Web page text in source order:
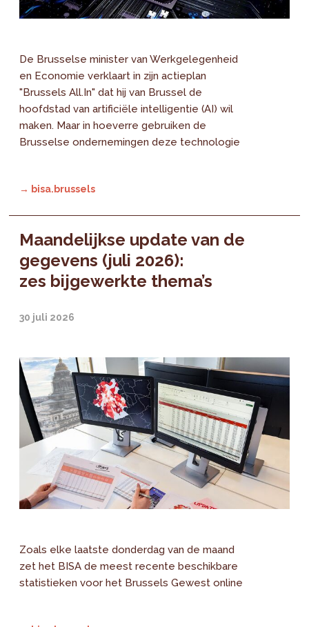
De Brusselse minister van Werkgelegenheid
en Economie verklaart in zijn actieplan
"Brussels All.In" dat hij van Brussel de
hoofdstad van artificiële intelligentie (AI) wil
maken. Maar in hoeverre gebruiken de
Brusselse ondernemingen deze technologie
→ bisa.brussels
Maandelijkse update van de
gegevens (juli 2026):
zes bijgewerkte thema’s
30 juli 2026
Zoals elke laatste donderdag van de maand
zet het BISA de meest recente beschikbare
statistieken voor het Brussels Gewest online